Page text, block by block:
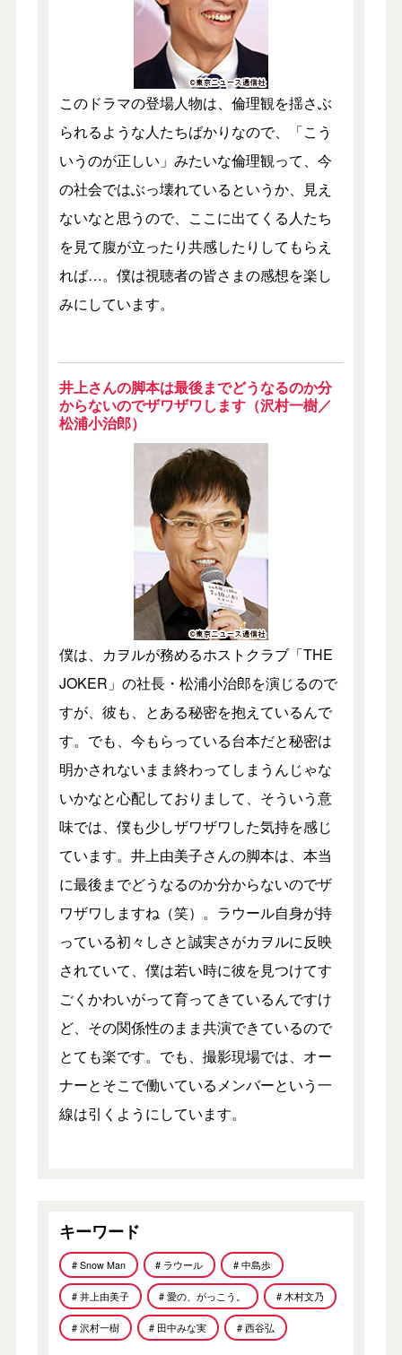
このドラマの登場人物は、倫理観を揺さぶ
られるような人たちばかりなので、「こう
いうのが正しい」みたいな倫理観って、今
の社会ではぶっ壊れているというか、見え
ないなと思うので、ここに出てくる人たち
を見て腹が立ったり共感したりしてもらえ
れば…。僕は視聴者の皆さまの感想を楽し
みにしています。
井上さんの脚本は最後までどうなるのか分
からないのでザワザワします（沢村一樹／
松浦小治郎）
僕は、カヲルが務めるホストクラブ「THE
JOKER」の社長・松浦小治郎を演じるので
すが、彼も、とある秘密を抱えているんで
す。でも、今もらっている台本だと秘密は
明かされないまま終わってしまうんじゃな
いかなと心配しておりまして、そういう意
味では、僕も少しザワザワした気持を感じ
ています。井上由美子さんの脚本は、本当
に最後までどうなるのか分からないのでザ
ワザワしますね（笑）。ラウール自身が持
っている初々しさと誠実さがカヲルに反映
されていて、僕は若い時に彼を見つけてす
ごくかわいがって育ってきているんですけ
ど、その関係性のまま共演できているので
とても楽です。でも、撮影現場では、オー
ナーとそこで働いているメンバーという一
線は引くようにしています。
キーワード
# Snow Man # ラウール # 中島歩
# 井上由美子 # 愛の、がっこう。 # 木村文乃
# 沢村一樹 # 田中みな実 # 西谷弘